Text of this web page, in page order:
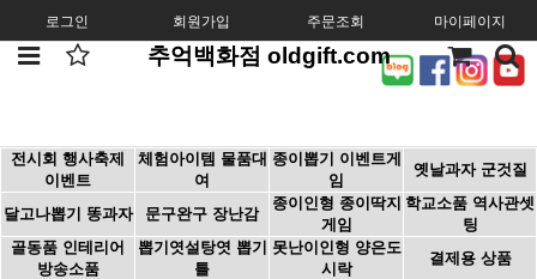
로그인 회원가입 주문조회 마이페이지
추억백화점 oldgift.com
전시회 행사축제
이벤트
체험아이템 물품대
여
종이뽑기 이벤트게
임
옛날과자 군것질
달고나뽑기 똥과자 문구완구 장난감
종이인형 종이딱지
게임
학교소품 역사관셋
팅
골동품 인테리어
방송소품
뽑기엿설탕엿 뽑기
틀
못난이인형 양은도
시락
결제용 상품